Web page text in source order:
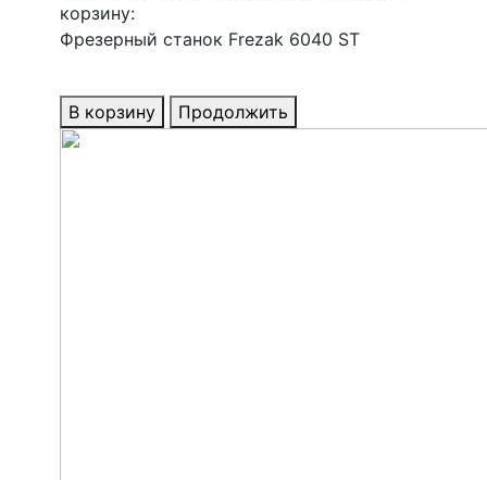
корзину:
Фрезерный станок Frezak 6040 ST
В корзину Продолжить